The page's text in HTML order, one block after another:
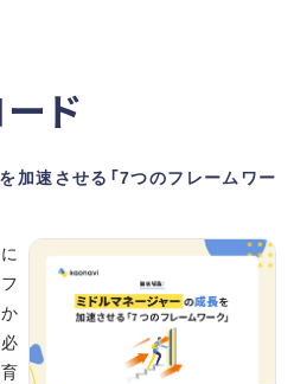
ド
加速させる「7つのフレームワー